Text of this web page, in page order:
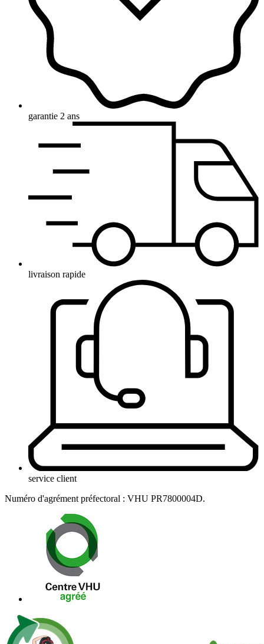
garantie 2 ans
livraison rapide
service client
Numéro d'agrément préfectoral : VHU PR7800004D.